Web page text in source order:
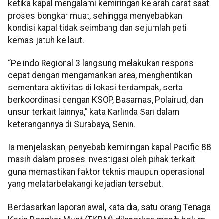
ketika kapal mengalami kemiringan ke arah darat saat
proses bongkar muat, sehingga menyebabkan
kondisi kapal tidak seimbang dan sejumlah peti
kemas jatuh ke laut.
“Pelindo Regional 3 langsung melakukan respons
cepat dengan mengamankan area, menghentikan
sementara aktivitas di lokasi terdampak, serta
berkoordinasi dengan KSOP, Basarnas, Polairud, dan
unsur terkait lainnya,” kata Karlinda Sari dalam
keterangannya di Surabaya, Senin.
Ia menjelaskan, penyebab kemiringan kapal Pacific 88
masih dalam proses investigasi oleh pihak terkait
guna memastikan faktor teknis maupun operasional
yang melatarbelakangi kejadian tersebut.
Berdasarkan laporan awal, kata dia, satu orang Tenaga